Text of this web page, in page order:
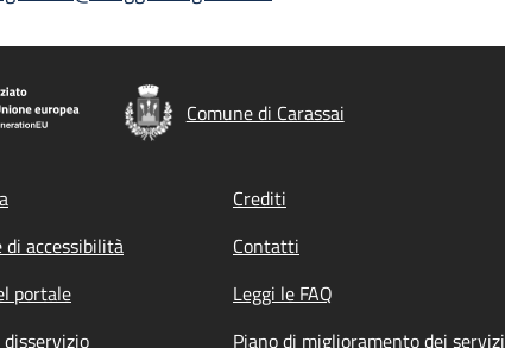
Comune di Carassai
menu Crediti
di accessibilità
Contatti
portale
Leggi le FAQ
Piano di miglioramento dei servizi